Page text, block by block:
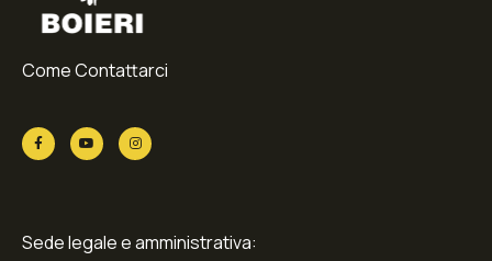
Come Contattarci
Sede legale e amministrativa: